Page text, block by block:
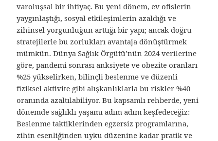
varoluşsal bir ihtiyaç. Bu yeni dönem, ev ofislerin
yaygınlaştığı, sosyal etkileşimlerin azaldığı ve
zihinsel yorgunluğun arttığı bir yapı; ancak doğru
stratejilerle bu zorlukları avantaja dönüştürmek
mümkün. Dünya Sağlık Örgütü’nün 2024 verilerine
göre, pandemi sonrası anksiyete ve obezite oranları
%25 yükselirken, bilinçli beslenme ve düzenli
fiziksel aktivite gibi alışkanlıklarla bu riskler %40
oranında azaltılabiliyor. Bu kapsamlı rehberde, yeni
dönemde sağlıklı yaşamı adım adım keşfedeceğiz:
Beslenme taktiklerinden egzersiz programlarına,
zihin esenliğinden uyku düzenine kadar pratik ve